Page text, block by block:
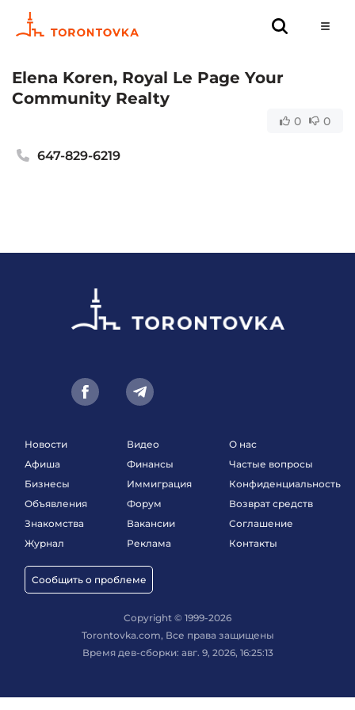
Elena Koren, Royal Le Page Your
Community Realty
0 0
647-829-6219
Новости
Афиша
Бизнесы
Объявления
Знакомства
Журнал
Сообщить о проблеме
Видео
Финансы
Иммиграция
Форум
Вакансии
Реклама
О нас
Частые вопросы
Конфиденциальность
Возврат средств
Соглашение
Контакты
Copyright © 1999-2026
Torontovka.com, Все права защищены
Время дев-сборки: авг. 9, 2026, 16:25:13